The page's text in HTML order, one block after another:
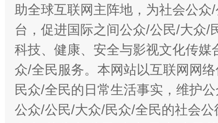
助全球互联网主阵地，为社会公
台，促进国际之间公众/公民/大众/
科技、健康、安全与影视文化传
众/全民服务。本网站以互联网网
民众/全民的日常生活事实，维护
公众/公民/大众/民众/全民的社会公